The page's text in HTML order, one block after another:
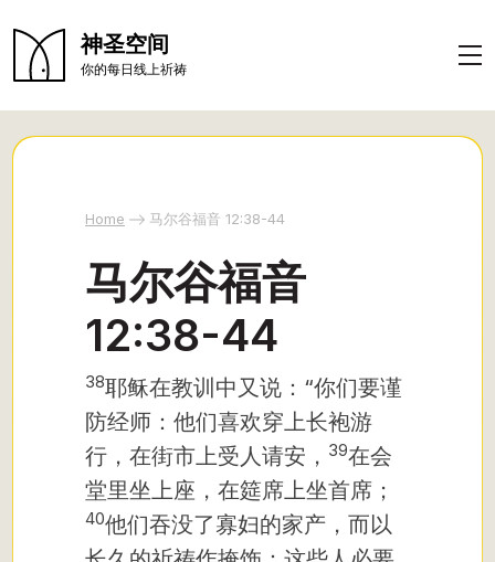
神圣空间
你的每日线上祈祷
Home 马尔谷福音 12:38-44
马尔谷福音
12:38-44
38耶稣在教训中又说：“你们要谨
防经师：他们喜欢穿上长袍游
行，在街市上受人请安， 39在会
堂里坐上座，在筵席上坐首席；
40他们吞没了寡妇的家产，而以